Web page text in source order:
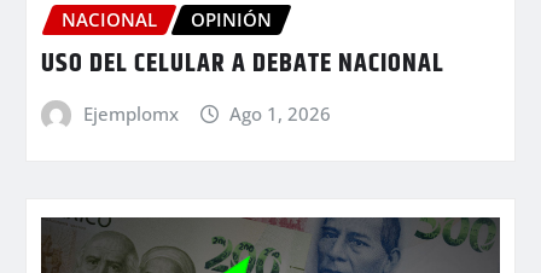
NACIONAL OPINIÓN
USO DEL CELULAR A DEBATE NACIONAL
Ejemplomx Ago 1, 2026